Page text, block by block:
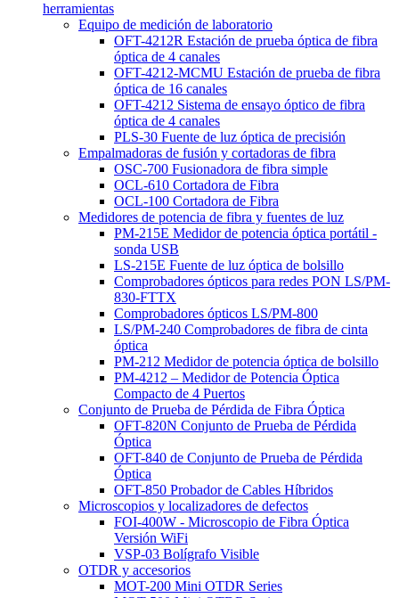
herramientas
Equipo de medición de laboratorio
OFT-4212R Estación de prueba óptica de fibra
óptica de 4 canales
OFT-4212-MCMU Estación de prueba de fibra
óptica de 16 canales
OFT-4212 Sistema de ensayo óptico de fibra
óptica de 4 canales
PLS-30 Fuente de luz óptica de precisión
Empalmadoras de fusión y cortadoras de fibra
OSC-700 Fusionadora de fibra simple
OCL-610 Cortadora de Fibra
OCL-100 Cortadora de Fibra
Medidores de potencia de fibra y fuentes de luz
PM-215E Medidor de potencia óptica portátil -
sonda USB
LS-215E Fuente de luz óptica de bolsillo
Comprobadores ópticos para redes PON LS/PM-
830-FTTX
Comprobadores ópticos LS/PM-800
LS/PM-240 Comprobadores de fibra de cinta
óptica
PM-212 Medidor de potencia óptica de bolsillo
PM-4212 – Medidor de Potencia Óptica
Compacto de 4 Puertos
Conjunto de Prueba de Pérdida de Fibra Óptica
OFT-820N Conjunto de Prueba de Pérdida
Óptica
OFT-840 de Conjunto de Prueba de Pérdida
Óptica
OFT-850 Probador de Cables Híbridos
Microscopios y localizadores de defectos
FOI-400W - Microscopio de Fibra Óptica
Versión WiFi
VSP-03 Bolígrafo Visible
OTDR y accesorios
MOT-200 Mini OTDR Series